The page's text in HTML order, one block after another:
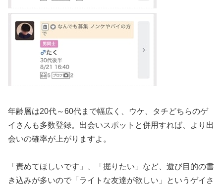
年齢層は20代～60代まで幅広く、ウケ、タチどちらのゲ
イさんも多数登録。出会いスポットと併用すれば、より出
会いの確率が上がりますよ。
「責めてほしいです」、「掘りたい」など、遊び目的の書
き込みが多いので「ライトな友達が欲しい」というゲイさ